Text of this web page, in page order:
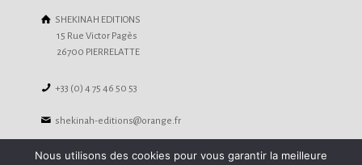
SHEKINAH EDITIONS
15 Rue Victor Pagès
26700 PIERRELATTE
+33 (0) 4 75 46 50 53
shekinah-editions@orange.fr
Nous utilisons des cookies pour vous garantir la meilleure